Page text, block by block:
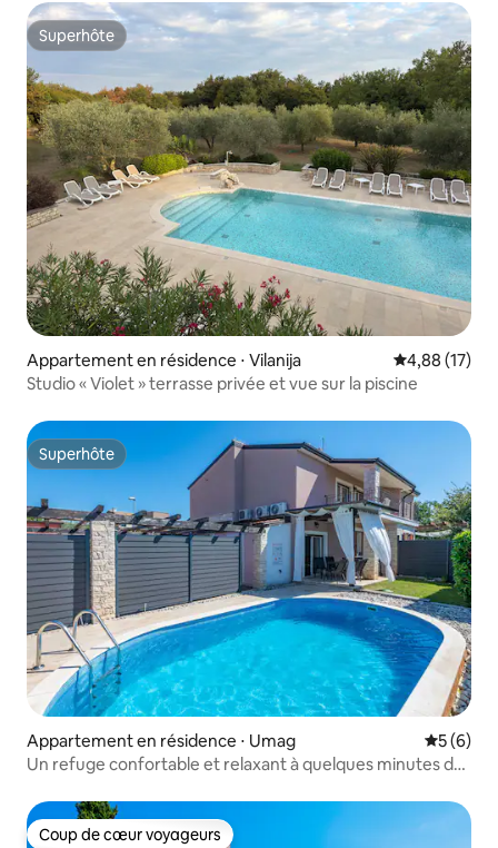
Superhôte
Superhôte
Appartement en résidence ⋅ Vilanija Évaluation
4,88 (17)
Studio « Violet » terrasse privée et vue sur la piscine
Superhôte
Superhôte
Appartement en résidence ⋅ Umag
5 (6)
Un refuge confortable et relaxant à quelques minutes de
Coup de cœur voyageurs